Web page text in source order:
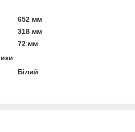
652 мм
318 мм
72 мм
Білий